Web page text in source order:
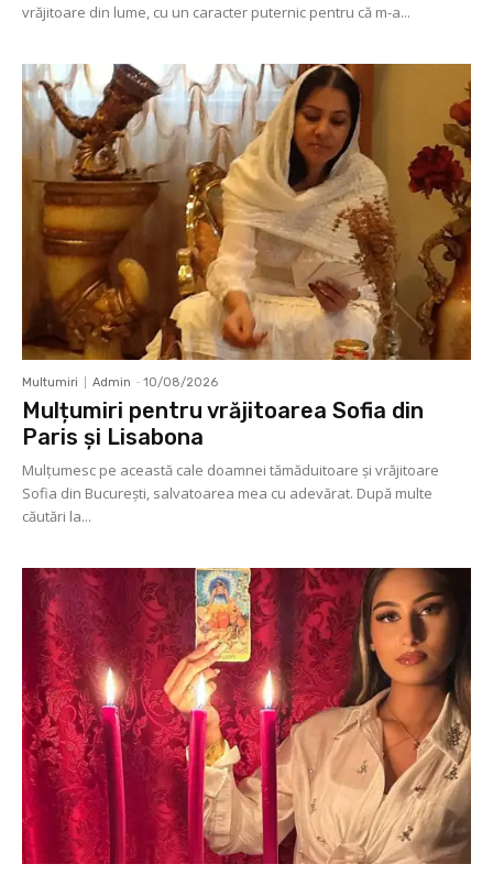
vrăjitoare din lume, cu un caracter puternic pentru că m-a...
Multumiri Admin - 10/08/2026
Mulțumiri pentru vrăjitoarea Sofia din
Paris și Lisabona
Mulţumesc pe această cale doamnei tămăduitoare și vrăjitoare
Sofia din București, salvatoarea mea cu adevărat. După multe
căutări la...